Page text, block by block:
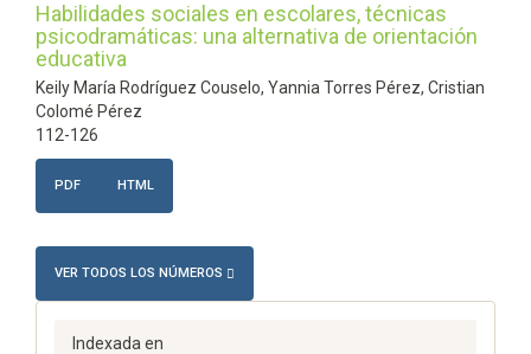
Habilidades sociales en escolares, técnicas
psicodramáticas: una alternativa de orientación
educativa
Keily María Rodríguez Couselo, Yannia Torres Pérez, Cristian
Colomé Pérez
112-126
PDF HTML
VER TODOS LOS NÚMEROS
Indexada en